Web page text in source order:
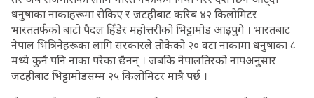
धनुषाका नाकाहरूमा रोकिए र जटहीबाट करिब ४२ किलोमिटर
भारततर्फको बाटो पैदल हिँडेर महोत्तरीको भिट्टामोड आइपुगे । भारतबाट
नेपाल भित्रिनेहरूका लागि सरकारले तोकेको २० वटा नाकामा धनुषाका ८
मध्ये कुनै पनि नाका परेका छैनन् । जबकि नेपालतिरको नापअनुसार
जटहीबाट भिट्टामोडसम्म २५ किलोमिटर मात्रै पर्छ ।